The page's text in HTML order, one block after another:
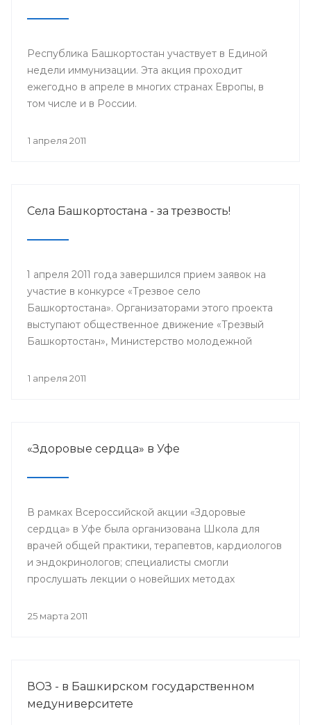
Республика Башкортостан участвует в Единой
недели иммунизации. Эта акция проходит
ежегодно в апреле в многих странах Европы, в
том числе и в России.
1 апреля 2011
Села Башкортостана - за трезвость!
1 апреля 2011 года завершился прием заявок на
участие в конкурсе «Трезвое село
Башкортостана». Организаторами этого проекта
выступают общественное движение «Трезвый
Башкортостан», Министерство молодежной
здравоохранения РБ, Исполком Всемирного
местных органов самоуправления.
1 апреля 2011
«Здоровые сердца» в Уфе
В рамках Всероссийской акции «Здоровые
сердца» в Уфе была организована Школа для
врачей общей практики, терапевтов, кардиологов
и эндокринологов; специалисты смогли
прослушать лекции о новейших методах
заболеваний, обсудить важнейшие вопросы,
25 марта 2011
ВОЗ - в Башкирском государственном
медуниверситете